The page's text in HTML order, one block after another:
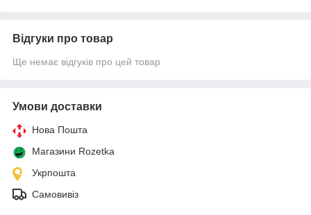
Відгуки про товар
Ще немає відгуків про цей товар
Умови доставки
Нова Пошта
Магазини Rozetka
Укрпошта
Самовивіз